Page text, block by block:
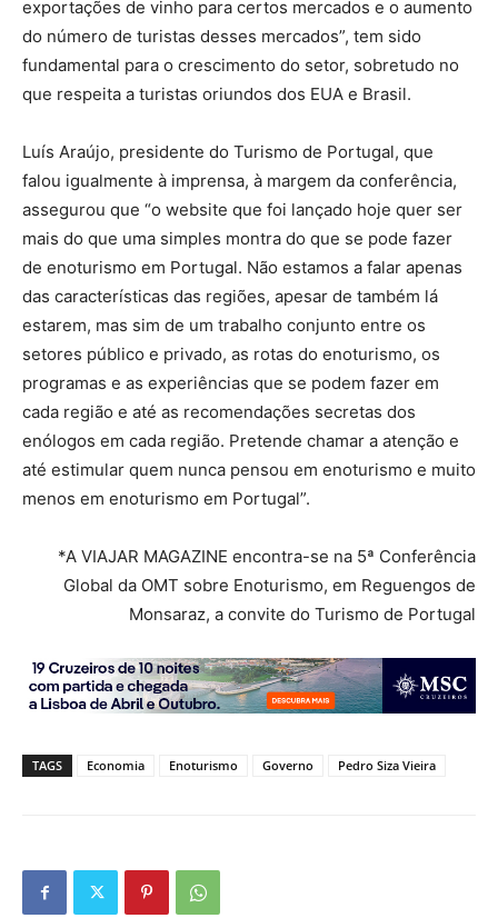
exportações de vinho para certos mercados e o aumento
do número de turistas desses mercados”, tem sido
fundamental para o crescimento do setor, sobretudo no
que respeita a turistas oriundos dos EUA e Brasil.
Luís Araújo, presidente do Turismo de Portugal, que
falou igualmente à imprensa, à margem da conferência,
assegurou que “o website que foi lançado hoje quer ser
mais do que uma simples montra do que se pode fazer
de enoturismo em Portugal. Não estamos a falar apenas
das características das regiões, apesar de também lá
estarem, mas sim de um trabalho conjunto entre os
setores público e privado, as rotas do enoturismo, os
programas e as experiências que se podem fazer em
cada região e até as recomendações secretas dos
enólogos em cada região. Pretende chamar a atenção e
até estimular quem nunca pensou em enoturismo e muito
menos em enoturismo em Portugal”.
*A VIAJAR MAGAZINE encontra-se na 5ª Conferência
Global da OMT sobre Enoturismo, em Reguengos de
Monsaraz, a convite do Turismo de Portugal
TAGS Economia Enoturismo Governo Pedro Siza Vieira